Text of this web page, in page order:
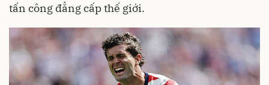
tấn công đẳng cấp thế giới.